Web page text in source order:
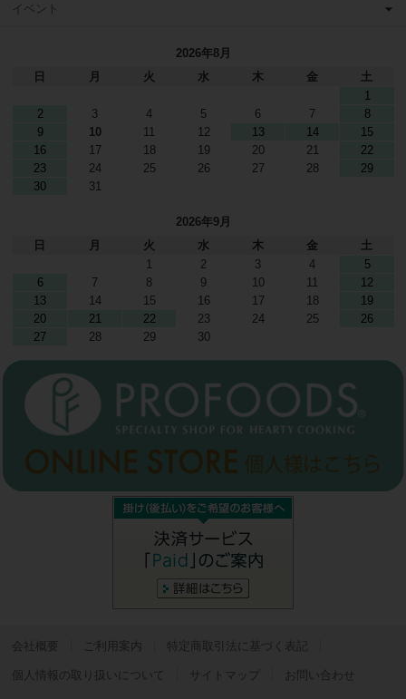
イベント
2026年8月
日
月 火 水 木 金
土
1
2
3 4 5 6 7
8
9
10 11 12 13 14
15
16
17 18 19 20 21
22
23
24 25 26 27 28
29
30
31
2026年9月
日
月 火 水 木 金
土
1
2 3 4
5
6
7 8 9 10 11
12
13
14 15 16 17 18
19
20
21 22 23 24 25
26
27
28 29 30
会社概要 ご利用案内 特定商取引法に基づく表記
個人情報の取り扱いについて サイトマップ お問い合わせ